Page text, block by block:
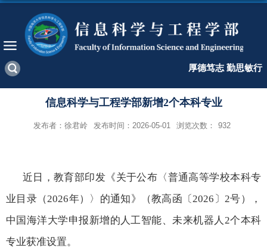
厚德笃志 勤思敏行
信息科学与工程学部新增2个本科专业
发布者：徐君岭 发布时间：2026-05-01 浏览次数： 932
近日，教育部印发《关于公布〈普通高等学校本科专
业目录（2026年）〉的通知》（教高函〔 2026 〕 2号），
中国海洋大学申报新增的人工智能、未来机器人 2个本科
专业获准设置。